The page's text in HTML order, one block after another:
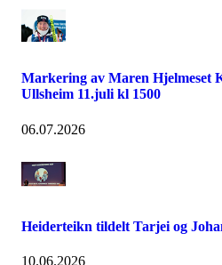
Markering av Maren Hjelmeset
Ullsheim 11.juli kl 1500
06.07.2026
Heiderteikn tildelt Tarjei og
10.06.2026